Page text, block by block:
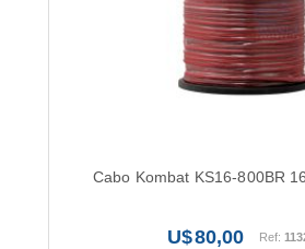
Cabo Kombat KS16-800BR
80,00 Ref: